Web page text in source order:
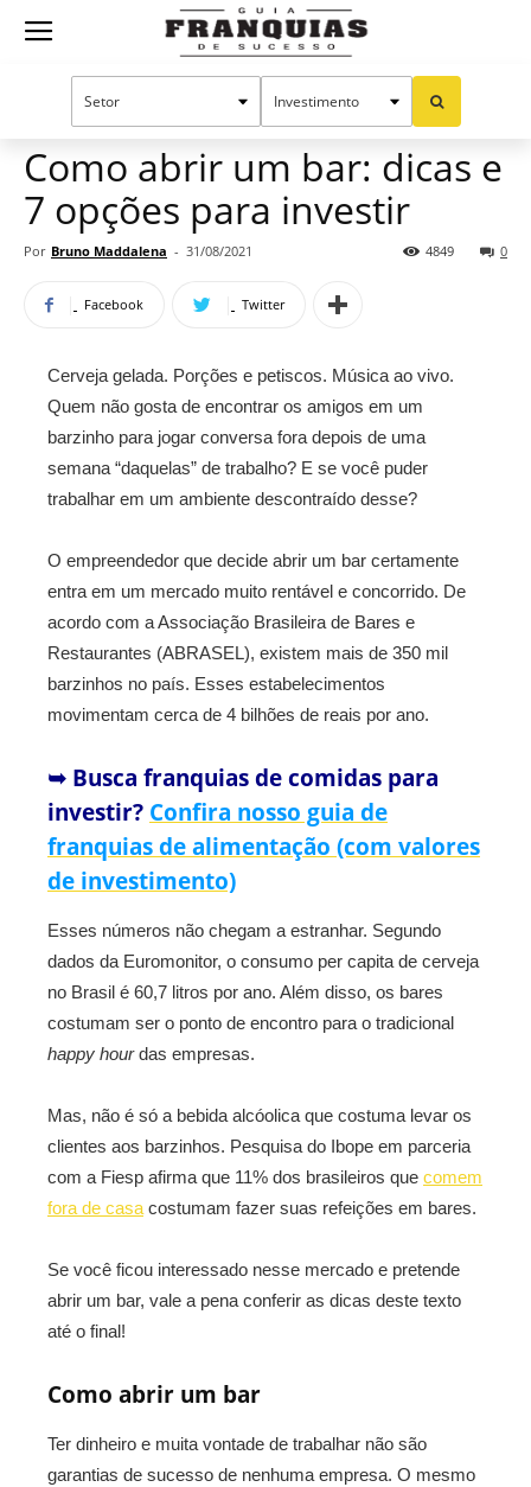
Guia
Empreendedorismo
Como abrir um bar: dicas e
7 opções para investir
Por Bruno Maddalena - 31/08/2021 0
4849
Facebook Twitter
Cerveja gelada. Porções e petiscos. Música ao vivo.
Quem não gosta de encontrar os amigos em um
barzinho para jogar conversa fora depois de uma
semana “daquelas” de trabalho? E se você puder
trabalhar em um ambiente descontraído desse?
O empreendedor que decide abrir um bar certamente
entra em um mercado muito rentável e concorrido. De
acordo com a Associação Brasileira de Bares e
Restaurantes (ABRASEL), existem mais de 350 mil
barzinhos no país. Esses estabelecimentos
movimentam cerca de 4 bilhões de reais por ano.
➥ Busca franquias de comidas para
investir? Confira nosso guia de
franquias de alimentação (com valores
de investimento)
Esses números não chegam a estranhar. Segundo
dados da Euromonitor, o consumo per capita de cerveja
no Brasil é 60,7 litros por ano. Além disso, os bares
costumam ser o ponto de encontro para o tradicional
happy hourdas empresas.
Mas, não é só a bebida alcóolica que costuma levar os
clientes aos barzinhos. Pesquisa do Ibope em parceria
com a Fiesp afirma que 11% dos brasileiros que comem
fora de casa costumam fazer suas refeições em bares.
Se você ficou interessado nesse mercado e pretende
abrir um bar, vale a pena conferir as dicas deste texto
até o final!
Como abrir um bar
Ter dinheiro e muita vontade de trabalhar não são
garantias de sucesso de nenhuma empresa. O mesmo